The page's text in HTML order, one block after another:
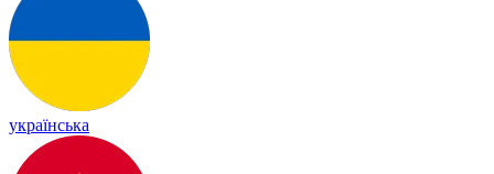
українська